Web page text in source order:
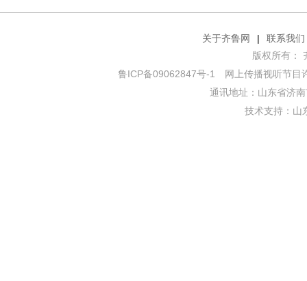
关于齐鲁网 |
联系我们
版权所有：
鲁ICP备09062847号-1
网上传播视听节目
通讯地址：山东省济
技术支持： 山